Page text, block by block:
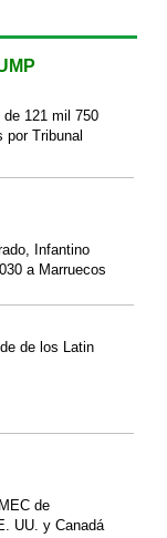
121 mil 750
por Tribunal
Infantino
a Marruecos
de los Latin
de
UU. y Canadá